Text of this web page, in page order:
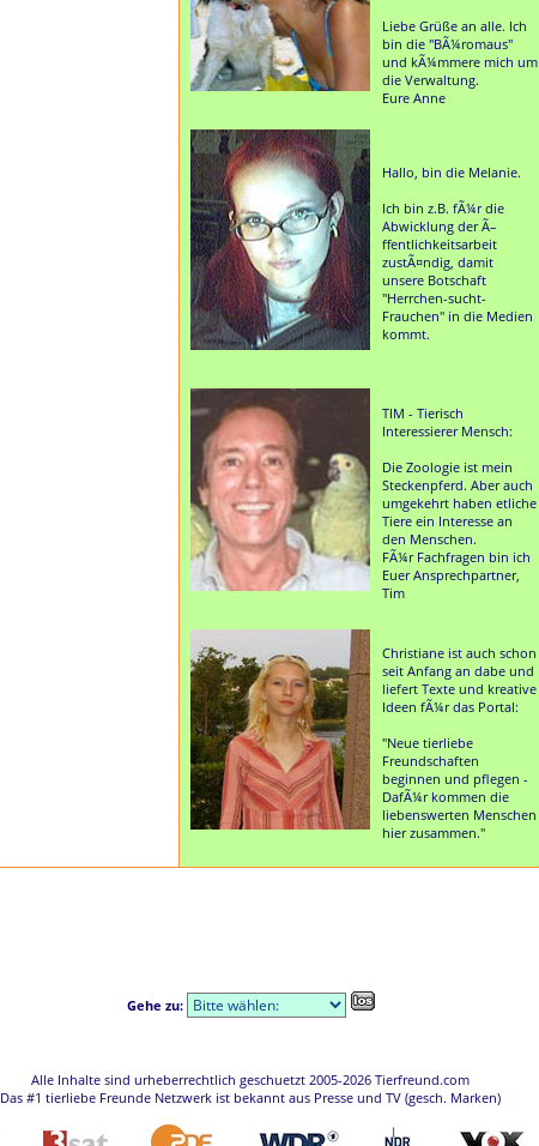
Liebe Grüße an alle. Ich
bin die "BÃ¼romaus"
und kÃ¼mmere mich um
die Verwaltung.
Eure Anne
Hallo, bin die Melanie.
Ich bin z.B. fÃ¼r die
Abwicklung der Ã–
ffentlichkeitsarbeit
zustÃ¤ndig, damit
unsere Botschaft
"Herrchen-sucht-
Frauchen" in die Medien
kommt.
TIM - Tierisch
Interessierer Mensch:
Die Zoologie ist mein
Steckenpferd. Aber auch
umgekehrt haben etliche
Tiere ein Interesse an
den Menschen.
FÃ¼r Fachfragen bin ich
Euer Ansprechpartner,
Tim
Christiane ist auch schon
seit Anfang an dabe und
liefert Texte und kreative
Ideen fÃ¼r das Portal:
"Neue tierliebe
Freundschaften
beginnen und pflegen -
DafÃ¼r kommen die
liebenswerten Menschen
hier zusammen."
Gehe zu:
Alle Inhalte sind urheberrechtlich geschuetzt 2005-2026 Tierfreund.com
Das #1 tierliebe Freunde Netzwerk ist bekannt aus Presse und TV (gesch. Marken)